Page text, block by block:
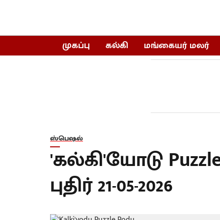
முகப்பு கல்கி மங்கையர் மலர்
ஸ்பெஷல்
'கல்கி'யோடு
புதிர் 21-05-2026